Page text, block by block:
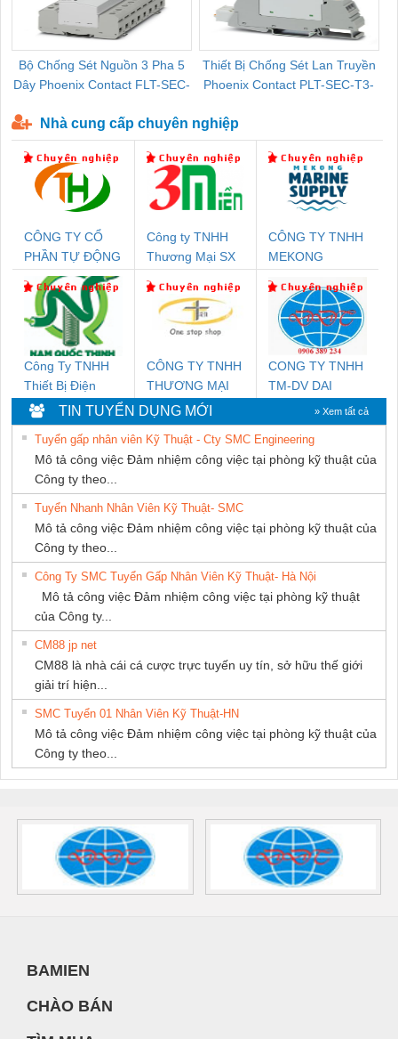
Bộ Chống Sét Nguồn 3 Pha 5
Dây Phoenix Contact FLT-SEC-
Thiết Bị Chống Sét Lan Truyền
Phoenix Contact PLT-SEC-T3-
Nhà cung cấp chuyên nghiệp
CÔNG TY CỔ
PHẦN TỰ ĐỘNG
TIẾN HƯNG
Công ty TNHH
Thương Mại SX
CÔNG TY TNHH
MEKONG
SUPPLY
Công Ty TNHH
Thiết Bị Điện
Nam Quốc Thịnh
CÔNG TY TNHH
THƯƠNG MẠI
THIÊN ÂN VIỆT
NAM
CONG TY TNHH
TM-DV DAI
DONG THANH
TIN TUYỂN DỤNG MỚI » Xem tất cả
Tuyển gấp nhân viên Kỹ Thuật - Cty SMC Engineering
Mô tả công việc Đảm nhiệm công việc tại phòng kỹ thuật của
Công ty theo...
Tuyển Nhanh Nhân Viên Kỹ Thuật- SMC
Mô tả công việc Đảm nhiệm công việc tại phòng kỹ thuật của
Công ty theo...
Công Ty SMC Tuyển Gấp Nhân Viên Kỹ Thuật- Hà Nội
Mô tả công việc Đảm nhiệm công việc tại phòng kỹ thuật
của Công ty...
CM88 jp net
CM88 là nhà cái cá cược trực tuyến uy tín, sở hữu thế giới
giải trí hiện...
SMC Tuyển 01 Nhân Viên Kỹ Thuật-HN
Mô tả công việc Đảm nhiệm công việc tại phòng kỹ thuật của
Công ty theo...
BAMIEN
CHÀO BÁN